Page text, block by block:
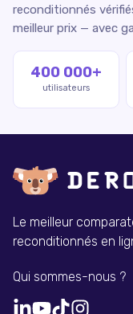
reconditionnés
meilleur prix — avec
400 000+
utilisateurs
Le meilleur
reconditionnés en
Qui sommes-nous ?